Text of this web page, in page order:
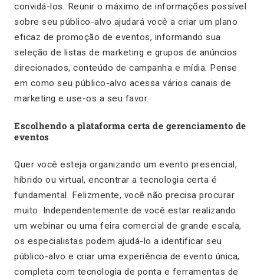
convidá-los. Reunir o máximo de informações possível
sobre seu público-alvo ajudará você a criar um plano
eficaz de promoção de eventos, informando sua
seleção de listas de marketing e grupos de anúncios
direcionados, conteúdo de campanha e mídia. Pense
em como seu público-alvo acessa vários canais de
marketing e use-os a seu favor.
Escolhendo a plataforma certa de gerenciamento de
eventos
Quer você esteja organizando um evento presencial,
híbrido ou virtual, encontrar a tecnologia certa é
fundamental. Felizmente, você não precisa procurar
muito. Independentemente de você estar realizando
um webinar ou uma feira comercial de grande escala,
os especialistas podem ajudá-lo a identificar seu
público-alvo e criar uma experiência de evento única,
completa com tecnologia de ponta e ferramentas de